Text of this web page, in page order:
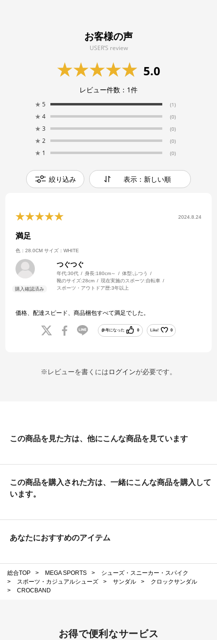
お客様の声
USER’S review
5.0
レビュー件数： 1件
★ 5 (1)
★ 4 (0)
★ 3 (0)
★ 2 (0)
★ 1 (0)
絞り込み 表示：新しい順
2024.8.24
満足
色：28.0CM サイズ：WHITE
つぐつぐ
年代:30代 身長:180cm～ 体型: ふつう
靴のサイズ:28cm 現在実施のスポーツ:自転車
スポーツ・アウトドア歴:3年以上
価格、配達スピード、商品梱包すべて満足でした。
参考になった 0 Like! 0
※レビューを書くにはログインが必要です。
この商品を見た方は、他にこんな商品を見ています
この商品を購入された方は、一緒にこんな商品を購入して
います。
あなたにおすすめのアイテム
総合TOP > MEGA SPORTS >
シューズ・スニーカー・スパイク
>
スポーツ・カジュアルシューズ > サンダル >
クロックサンダル
>
CROCBAND
お得で便利なサービス